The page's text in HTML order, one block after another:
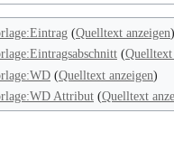
(Quelltext anzeigen)
(Quelltext
(Quelltext anzeigen)
Attribut(Quelltext